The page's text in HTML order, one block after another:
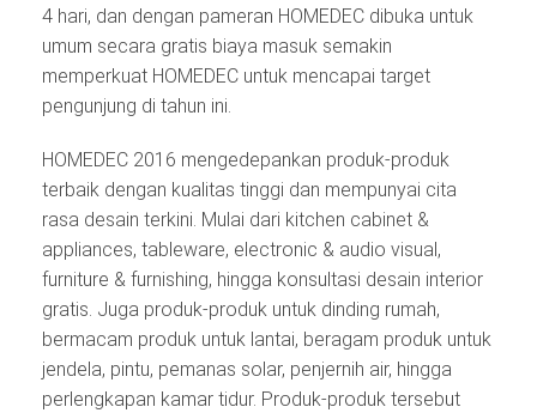
4 hari, dan dengan pameran HOMEDEC dibuka untuk
umum secara gratis biaya masuk semakin
memperkuat HOMEDEC untuk mencapai target
pengunjung di tahun ini.
HOMEDEC 2016 mengedepankan produk-produk
terbaik dengan kualitas tinggi dan mempunyai cita
rasa desain terkini. Mulai dari kitchen cabinet &
appliances, tableware, electronic & audio visual,
furniture & furnishing, hingga konsultasi desain interior
gratis. Juga produk-produk untuk dinding rumah,
bermacam produk untuk lantai, beragam produk untuk
jendela, pintu, pemanas solar, penjernih air, hingga
perlengkapan kamar tidur. Produk-produk tersebut